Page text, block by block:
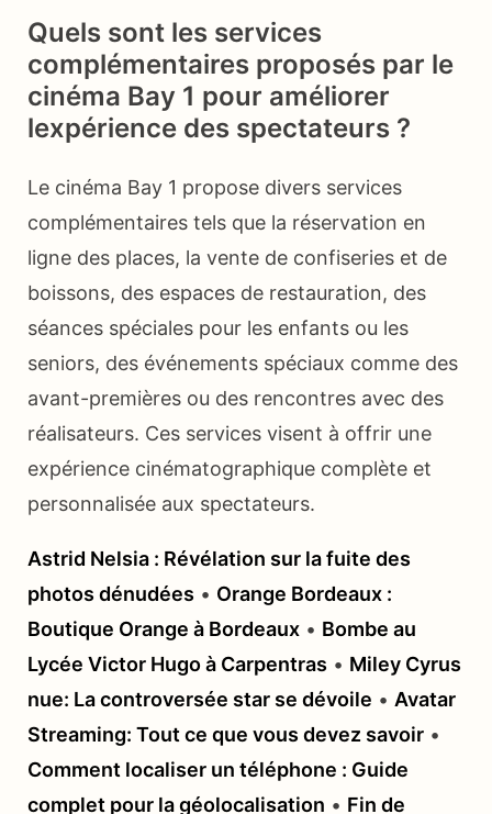
Quels sont les services
complémentaires proposés par le
cinéma Bay 1 pour améliorer
lexpérience des spectateurs ?
Le cinéma Bay 1 propose divers services
complémentaires tels que la réservation en
ligne des places, la vente de confiseries et de
boissons, des espaces de restauration, des
séances spéciales pour les enfants ou les
seniors, des événements spéciaux comme des
avant-premières ou des rencontres avec des
réalisateurs. Ces services visent à offrir une
expérience cinématographique complète et
personnalisée aux spectateurs.
Astrid Nelsia : Révélation sur la fuite des
photos dénudées • Orange Bordeaux :
Boutique Orange à Bordeaux • Bombe au
Lycée Victor Hugo à Carpentras • Miley Cyrus
nue: La controversée star se dévoile • Avatar
Streaming: Tout ce que vous devez savoir •
Comment localiser un téléphone : Guide
complet pour la géolocalisation • Fin de